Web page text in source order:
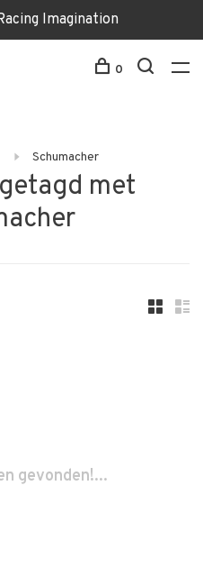
Imagination
0
Schumacher
met
gevonden!...